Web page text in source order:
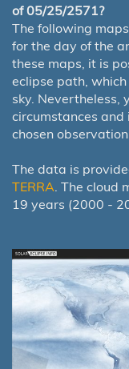
of 05/25/2571?
The following
for the day of the
these maps, it is
eclipse path,
sky. Nevertheless,
circumstances
chosen
The data is
TERRA. The cloud
19 years (2000 -